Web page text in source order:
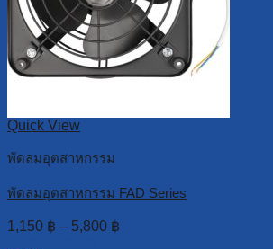
Quick View
พัดลมอุตสาหกรรม
พัดลมอุตสาหกรรม FAD Series
1,150 ฿ – 5,800 ฿